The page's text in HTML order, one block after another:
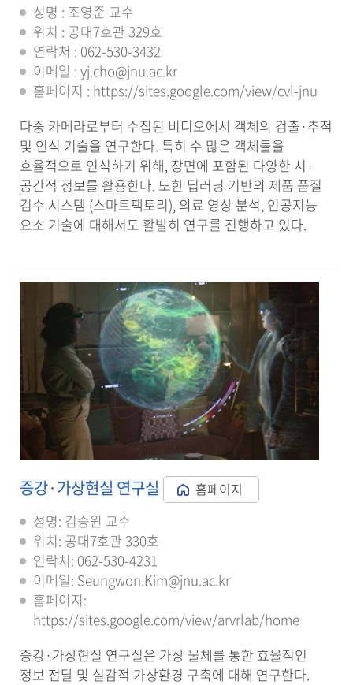
성명 : 조영준 교수
위치 : 공대7호관 329호
연락처 : 062-530-3432
이메일 : yj.cho@jnu.ac.kr
홈페이지 : https://sites.google.com/view/cvl-jnu
다중 카메라로부터 수집된 비디오에서 객체의 검출·추적
및 인식 기술을 연구한다. 특히 수 많은 객체들을
효율적으로 인식하기 위해, 장면에 포함된 다양한 시·
공간적 정보를 활용한다. 또한 딥러닝 기반의 제품 품질
검수 시스템 (스마트팩토리), 의료 영상 분석, 인공지능
요소 기술에 대해서도 활발히 연구를 진행하고 있다.
증강·가상현실 연구실 홈페이지
성명: 김승원 교수
위치: 공대7호관 330호
연락처: 062-530-4231
이메일: Seungwon.Kim@jnu.ac.kr
홈페이지:
https://sites.google.com/view/arvrlab/home
증강·가상현실 연구실은 가상 물체를 통한 효율적인
정보 전달 및 실감적 가상환경 구축에 대해 연구한다.